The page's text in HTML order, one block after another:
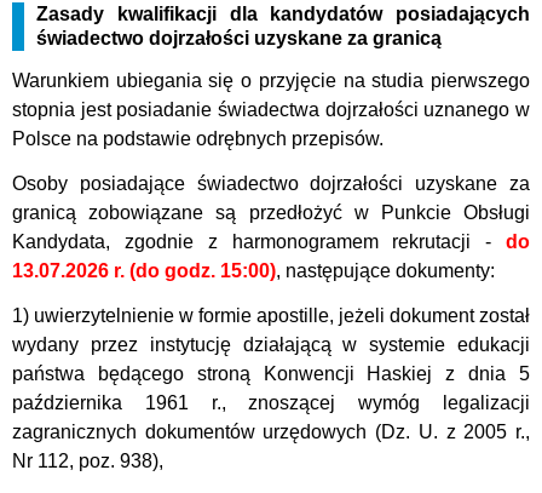
Zasady kwalifikacji dla kandydatów posiadających
świadectwo dojrzałości uzyskane za granicą
Warunkiem ubiegania się o przyjęcie na studia pierwszego
stopnia jest posiadanie świadectwa dojrzałości uznanego w
Polsce na podstawie odrębnych przepisów.
Osoby posiadające świadectwo dojrzałości uzyskane za
granicą zobowiązane są przedłożyć w Punkcie Obsługi
Kandydata, zgodnie z harmonogramem rekrutacji - do
13.07.2026 r. (do godz. 15:00), następujące dokumenty:
1) uwierzytelnienie w formie apostille, jeżeli dokument został
wydany przez instytucję działającą w systemie edukacji
państwa będącego stroną Konwencji Haskiej z dnia 5
października 1961 r., znoszącej wymóg legalizacji
zagranicznych dokumentów urzędowych (Dz. U. z 2005 r.,
Nr 112, poz. 938),